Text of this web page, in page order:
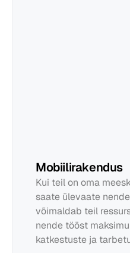
Mobiilirakendus
Kui teil on oma
saate ülevaate
võimaldab teil
nende tööst
katkestuste ja